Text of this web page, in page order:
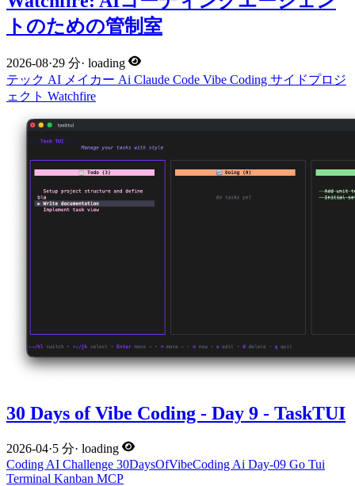
トのための管制室
2026-08·29 分· loading
テック AI メイカー Ai Claude Code Vibe Coding サイドプロジ
ェクト Watchfire
30 Days of Vibe Coding - Day 9 - TaskTUI
2026-04·5 分· loading
Coding AI Challenge 30DaysOfVibeCoding Ai Day-09 Go Tui
Terminal Kanban MCP